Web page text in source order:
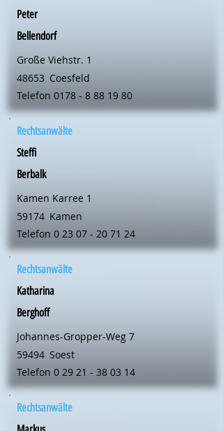
Peter
Bellendorf
Große Viehstr. 1
48653 Coesfeld
Telefon 0178 - 8 88 19 80
Rechtsanwälte
Steffi
Berbalk
Kamen Karree 1
59174 Kamen
Telefon 0 23 07 - 20 71 24
Rechtsanwälte
Katharina
Berghoff
Johannes-Gropper-Weg 7
59494 Soest
Telefon 0 29 21 - 38 03 14
Rechtsanwälte